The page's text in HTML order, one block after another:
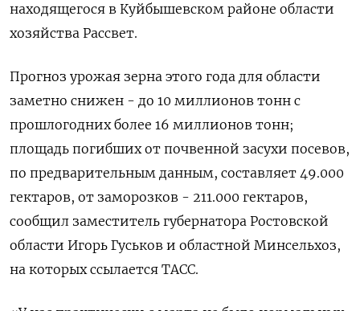
находящегося в Куйбышевском районе области
хозяйства Рассвет.
Прогноз урожая зерна этого года для области
заметно снижен - до 10 миллионов тонн с
прошлогодних более 16 миллионов тонн;
площадь погибших от почвенной засухи посевов,
по предварительным данным, составляет 49.000
гектаров, от заморозков - 211.000 гектаров,
сообщил заместитель губернатора Ростовской
области Игорь Гуськов и областной Минсельхоз,
на которых ссылается ТАСС.